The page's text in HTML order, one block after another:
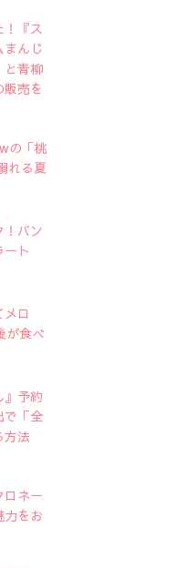
！『ス
んじ
と青柳
売を
の「桃
れる夏
！バン
ト
ロ
が食べ
』予約
で「全
方法
ロネー
力をお